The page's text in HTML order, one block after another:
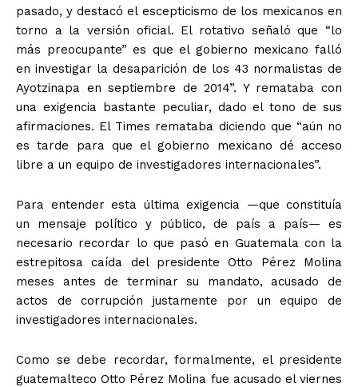
+ Todas las formas de lucha, potencialmente enlazadas
pasado, y destacó el escepticismo de los mexicanos en
torno a la versión oficial. El rotativo señaló que “lo
más preocupante” es que el gobierno mexicano falló
en investigar la desaparición de los 43 normalistas de
Ayotzinapa en septiembre de 2014”. Y remataba con
una exigencia bastante peculiar, dado el tono de sus
afirmaciones. El Times remataba diciendo que “aún no
es tarde para que el gobierno mexicano dé acceso
libre a un equipo de investigadores internacionales”.
Para entender esta última exigencia —que constituía
un mensaje político y público, de país a país— es
necesario recordar lo que pasó en Guatemala con la
estrepitosa caída del presidente Otto Pérez Molina
meses antes de terminar su mandato, acusado de
actos de corrupción justamente por un equipo de
investigadores internacionales.
Como se debe recordar, formalmente, el presidente
guatemalteco Otto Pérez Molina fue acusado el viernes